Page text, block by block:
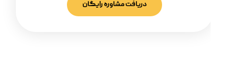
دریافت مشاوره رایگان